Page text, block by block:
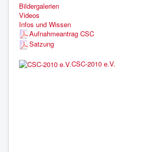
Bildergalerien
Videos
Infos und Wissen
Aufnahmeantrag CSC
Satzung
CSC-2010 e.V.